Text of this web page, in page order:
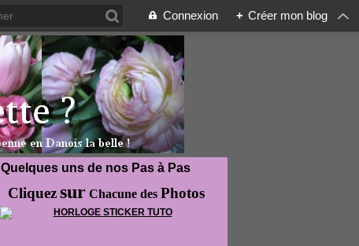
Connexion + Créer mon blog
Quelques uns de nos Pas à Pas
Cliquezsur Chacune des Photos